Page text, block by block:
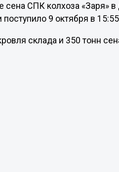
сена СПК колхоза «Заря»
9 октября в
склада и 350 тонн